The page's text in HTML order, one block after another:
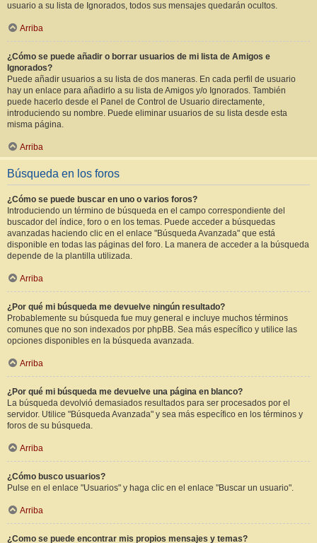
usuario a su lista de Ignorados, todos sus mensajes quedarán ocultos.
Arriba
¿Cómo se puede añadir o borrar usuarios de mi lista de Amigos e
Ignorados?
Puede añadir usuarios a su lista de dos maneras. En cada perfil de usuario
hay un enlace para añadirlo a su lista de Amigos y/o Ignorados. También
puede hacerlo desde el Panel de Control de Usuario directamente,
introduciendo su nombre. Puede eliminar usuarios de su lista desde esta
misma página.
Arriba
Búsqueda en los foros
¿Cómo se puede buscar en uno o varios foros?
Introduciendo un término de búsqueda en el campo correspondiente del
buscador del índice, foro o en los temas. Puede acceder a búsquedas
avanzadas haciendo clic en el enlace "Búsqueda Avanzada" que está
disponible en todas las páginas del foro. La manera de acceder a la búsqueda
depende de la plantilla utilizada.
Arriba
¿Por qué mi búsqueda me devuelve ningún resultado?
Probablemente su búsqueda fue muy general e incluye muchos términos
comunes que no son indexados por phpBB. Sea más específico y utilice las
opciones disponibles en la búsqueda avanzada.
Arriba
¿Por qué mi búsqueda me devuelve una página en blanco?
La búsqueda devolvió demasiados resultados para ser procesados por el
servidor. Utilice "Búsqueda Avanzada" y sea más específico en los términos y
foros de su búsqueda.
Arriba
¿Cómo busco usuarios?
Pulse en el enlace "Usuarios" y haga clic en el enlace "Buscar un usuario".
Arriba
¿Como se puede encontrar mis propios mensajes y temas?